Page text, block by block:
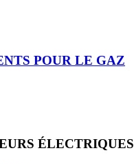
POUR LE GAZ
ÉLECTRIQUES